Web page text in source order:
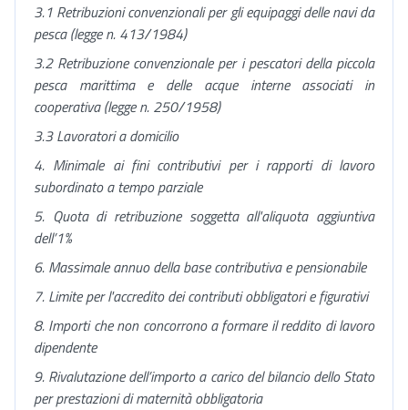
3.1 Retribuzioni convenzionali per gli equipaggi delle navi da
pesca (legge n. 413/1984)
3.2 Retribuzione convenzionale per i pescatori della piccola
pesca marittima e delle acque interne associati in
cooperativa (legge n. 250/1958)
3.3 Lavoratori a domicilio
4. Minimale ai fini contributivi per i rapporti di lavoro
subordinato a tempo parziale
5. Quota di retribuzione soggetta all'aliquota aggiuntiva
dell’1%
6. Massimale annuo della base contributiva e pensionabile
7. Limite per l'accredito dei contributi obbligatori e figurativi
8. Importi che non concorrono a formare il reddito di lavoro
dipendente
9. Rivalutazione dell’importo a carico del bilancio dello Stato
per prestazioni di maternità obbligatoria